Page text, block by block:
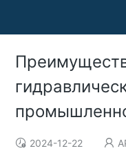
2024-12-22